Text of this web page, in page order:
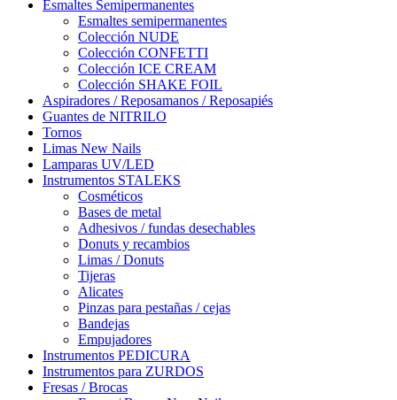
Esmaltes Semipermanentes
Esmaltes semipermanentes
Colección NUDE
Colección CONFETTI
Colección ICE CREAM
Colección SHAKE FOIL
Aspiradores / Reposamanos / Reposapiés
Guantes de NITRILO
Tornos
Limas New Nails
Lamparas UV/LED
Instrumentos STALEKS
Cosméticos
Bases de metal
Adhesivos / fundas desechables
Donuts y recambios
Limas / Donuts
Tijeras
Alicates
Pinzas para pestañas / cejas
Bandejas
Empujadores
Instrumentos PEDICURA
Instrumentos para ZURDOS
Fresas / Brocas